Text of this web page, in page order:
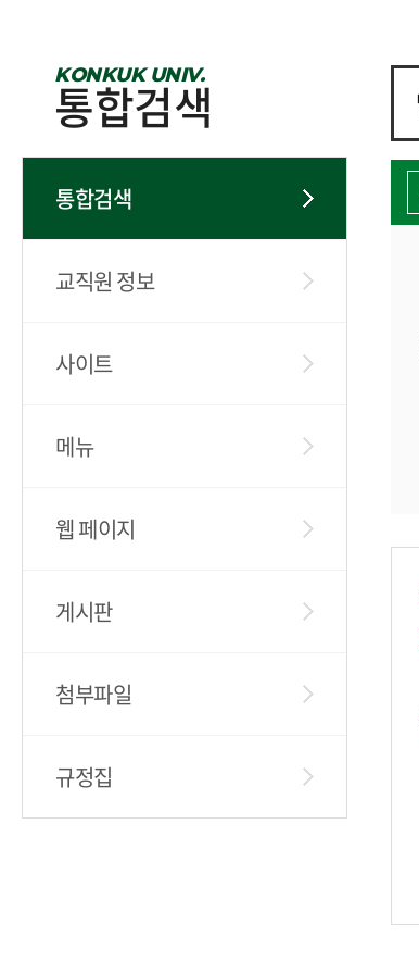
KONKUK UNIV.
통합검색
통합검색
교직원 정보
사이트
메뉴
웹 페이지
게시판
첨부파일
규정집